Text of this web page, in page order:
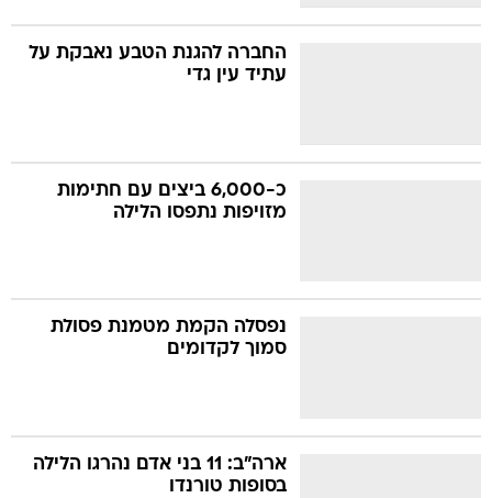
החברה להגנת הטבע נאבקת על
עתיד עין גדי
כ-6,000 ביצים עם חתימות
מזויפות נתפסו הלילה
נפסלה הקמת מטמנת פסולת
סמוך לקדומים
ארה"ב: 11 בני אדם נהרגו הלילה
בסופות טורנדו